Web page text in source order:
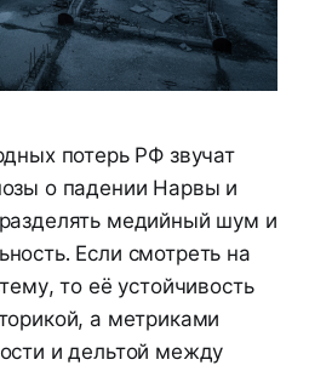
потерь РФ звучат
о падении Нарвы и
медийный шум и
Если смотреть на
то её устойчивость
а метриками
и дельтой между